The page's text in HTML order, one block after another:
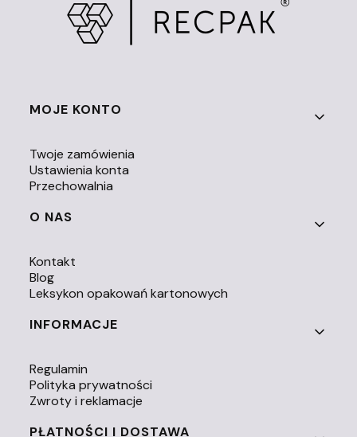
Linki w stopce
MOJE KONTO
Twoje zamówienia
Ustawienia konta
Przechowalnia
O NAS
Kontakt
Blog
Leksykon opakowań kartonowych
INFORMACJE
Regulamin
Polityka prywatności
Zwroty i reklamacje
PŁATNOŚCI I DOSTAWA